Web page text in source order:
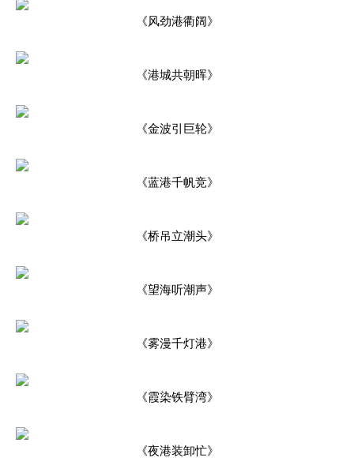
《风劲港衢阔》
《港城共朝晖》
《金波引巨轮》
《蓝港千帆竞》
《桥吊立潮头》
《望海听潮声》
《雾漫千灯港》
《霞染铁臂湾》
《夜港装卸忙》